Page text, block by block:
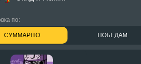
по:
СУММАРНО ПОБЕДАМ